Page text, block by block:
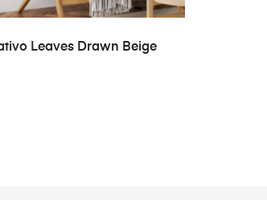
READ MORE
Leaves Drawn Beige